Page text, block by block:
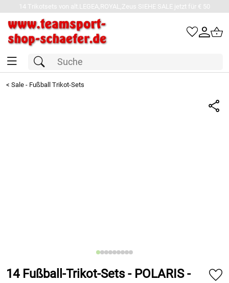
14 Trikotsets von alt.LEGEA,ROYAL,Zeus SIEHE SALE jetzt für € 50
< Sale - Fußball Trikot-Sets
14 Fußball-Trikot-Sets - POLARIS -